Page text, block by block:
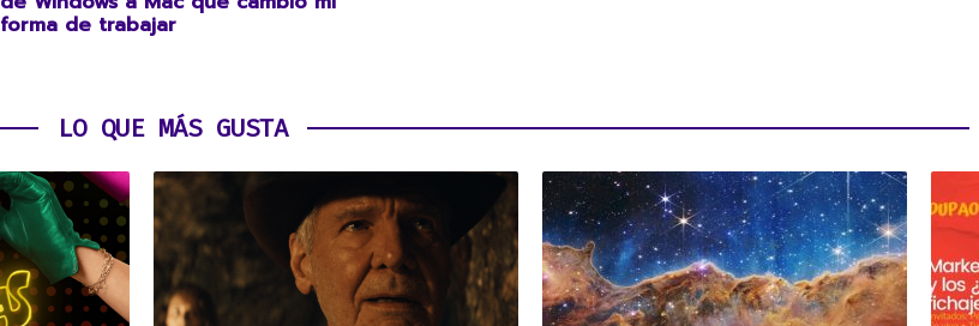
forma de trabajar
LO QUE MÁS GUSTA